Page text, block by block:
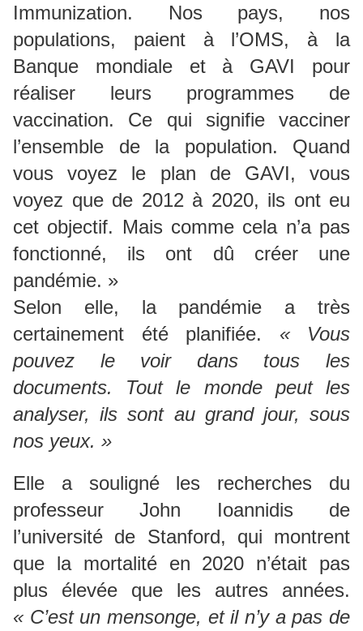
Immunization. Nos pays, nos
populations, paient à l’OMS, à la
Banque mondiale et à GAVI pour
réaliser leurs programmes de
vaccination. Ce qui signifie vacciner
l’ensemble de la population. Quand
vous voyez le plan de GAVI, vous
voyez que de 2012 à 2020, ils ont eu
cet objectif. Mais comme cela n’a pas
fonctionné, ils ont dû créer une
pandémie. »
Selon elle, la pandémie a très
certainement été planifiée. « Vous
pouvez le voir dans tous les
documents. Tout le monde peut les
analyser, ils sont au grand jour, sous
nos yeux. »
Elle a souligné les recherches du
professeur John Ioannidis de
l’université de Stanford, qui montrent
que la mortalité en 2020 n’était pas
plus élevée que les autres années.
« C’est un mensonge, et il n’y a pas de